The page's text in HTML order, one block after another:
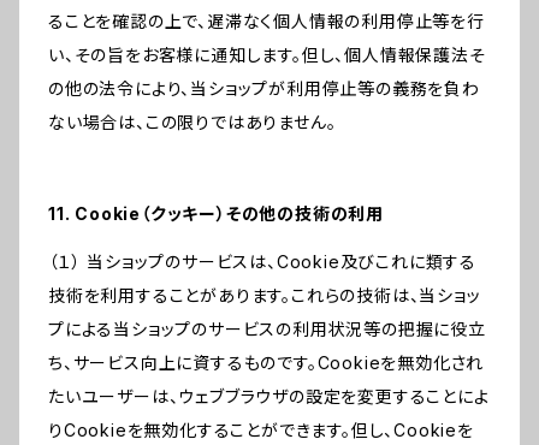
ることを確認の上で、遅滞なく個人情報の利用停止等を行
い、その旨をお客様に通知します。但し、個人情報保護法そ
の他の法令により、当ショップが利用停止等の義務を負わ
ない場合は、この限りではありません。
11. Cookie（クッキー）その他の技術の利用
（１） 当ショップのサービスは、Cookie及びこれに類する
技術を利用することがあります。これらの技術は、当ショッ
プによる当ショップのサービスの利用状況等の把握に役立
ち、サービス向上に資するものです。Cookieを無効化され
たいユーザーは、ウェブブラウザの設定を変更することによ
りCookieを無効化することができます。但し、Cookieを